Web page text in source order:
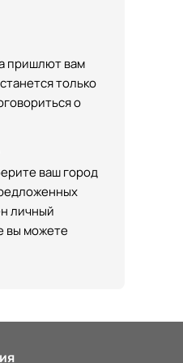
пришлют вам
только
о
ваш город
личный
вы можете